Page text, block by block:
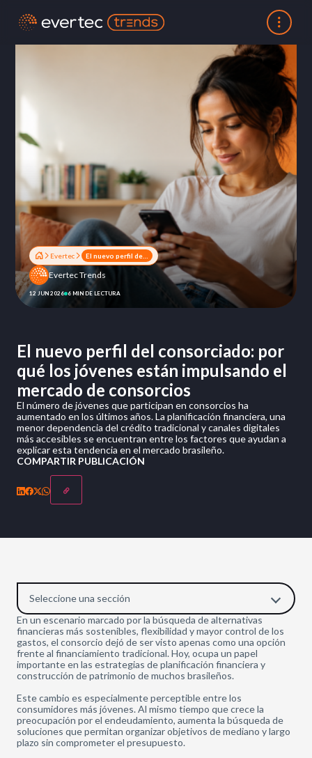
Evertec
Evertec Trends
12 JUN 2026 6 MIN DE LECTURA
El nuevo perfil del consorciado: por
qué los jóvenes están impulsando el
mercado de consorcios
El número de jóvenes que participan en consorcios ha
aumentado en los últimos años. La planificación financiera, una
menor dependencia del crédito tradicional y canales digitales
más accesibles se encuentran entre los factores que ayudan a
explicar esta tendencia en el mercado brasileño.
COMPARTIR PUBLICACIÓN
Seleccione una sección
En un escenario marcado por la búsqueda de alternativas
financieras más sostenibles, flexibilidad y mayor control de los
gastos, el consorcio dejó de ser visto apenas como una opción
frente al financiamiento tradicional. Hoy, ocupa un papel
importante en las estrategias de planificación financiera y
construcción de patrimonio de muchos brasileños.
Este cambio es especialmente perceptible entre los
consumidores más jóvenes. Al mismo tiempo que crece la
preocupación por el endeudamiento, aumenta la búsqueda de
soluciones que permitan organizar objetivos de mediano y largo
plazo sin comprometer el presupuesto.